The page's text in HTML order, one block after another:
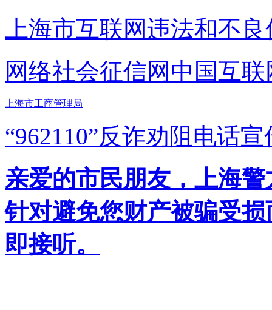
上海市互联网违法和不
网络社会征信网 中国互
上海市工商管理局
“962110”反诈劝阻电话宣
亲爱的市民朋友，上海
针对避免您财产被骗受
即接听。